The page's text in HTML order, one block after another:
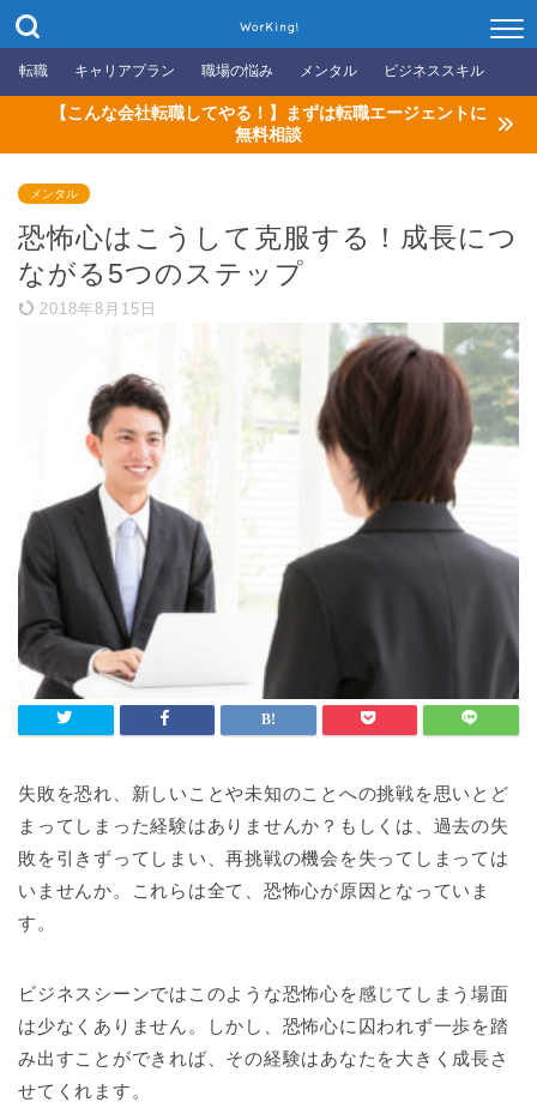
WorKing!
転職 キャリアプラン 職場の悩み メンタル ビジネススキル
【こんな会社転職してやる！】まずは転職エージェントに
無料相談
メンタル
恐怖心はこうして克服する！成長につ
ながる5つのステップ
2018年8月15日
失敗を恐れ、新しいことや未知のことへの挑戦を思いとど
まってしまった経験はありませんか？もしくは、過去の失
敗を引きずってしまい、再挑戦の機会を失ってしまっては
いませんか。これらは全て、恐怖心が原因となっていま
す。
ビジネスシーンではこのような恐怖心を感じてしまう場面
は少なくありません。しかし、恐怖心に囚われず一歩を踏
み出すことができれば、その経験はあなたを大きく成長さ
せてくれます。